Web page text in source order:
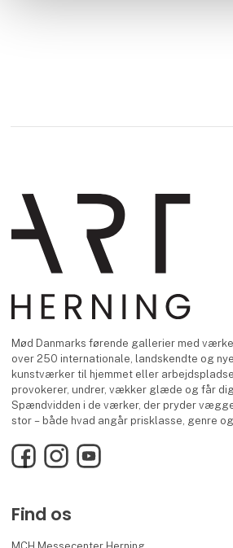
Mød Danmarks førende gallerier med
over 250 internationale, landskendte og
kunstværker til hjemmet eller
provokerer, undrer, vækker glæde og får
Spændvidden i de værker, der pryder
stor – både hvad angår prisklasse, genre
FacebookInstagramYouTube
Find os